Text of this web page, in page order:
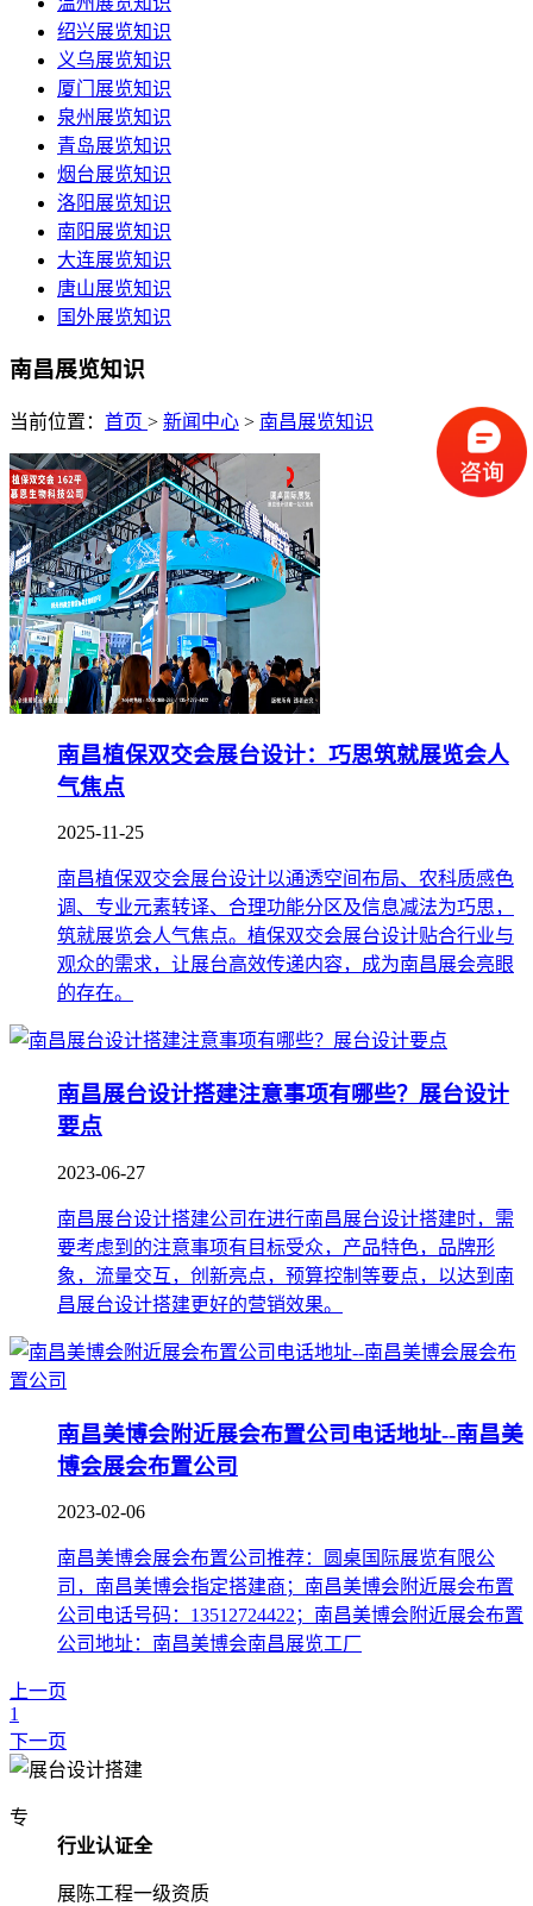
绍兴展览知识
义乌展览知识
厦门展览知识
泉州展览知识
青岛展览知识
烟台展览知识
洛阳展览知识
南阳展览知识
大连展览知识
唐山展览知识
国外展览知识
南昌展览知识
当前位置： 首页 > 新闻中心 > 南昌展览知识
南昌植保双交会展台设计：巧思筑就展览会人
气焦点
2025-11-25
南昌植保双交会展台设计以通透空间布局、农科质感色
调、专业元素转译、合理功能分区及信息减法为巧思，
筑就展览会人气焦点。植保双交会展台设计贴合行业与
观众的需求，让展台高效传递内容，成为南昌展会亮眼
的存在。
南昌展台设计搭建注意事项有哪些？展台设计
要点
2023-06-27
南昌展台设计搭建公司在进行南昌展台设计搭建时，需
要考虑到的注意事项有目标受众，产品特色，品牌形
象，流量交互，创新亮点，预算控制等要点，以达到南
昌展台设计搭建更好的营销效果。
南昌美博会附近展会布置公司电话地址--南昌美
博会展会布置公司
2023-02-06
南昌美博会展会布置公司推荐：圆桌国际展览有限公
司，南昌美博会指定搭建商；南昌美博会附近展会布置
公司电话号码：13512724422；南昌美博会附近展会布置
公司地址：南昌美博会南昌展览工厂
上一页
1
下一页
专
行业认证全
展陈工程一级资质